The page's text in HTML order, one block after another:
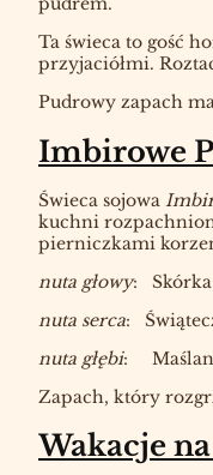
Ta świeca to gość
przyjaciółmi.
Pudrowy zapach
Imbirowe
Świeca sojowa
kuchni
pierniczkami
nuta głowy: Skórka
nuta serca:
nuta głębi:
Zapach, który
Wakacje